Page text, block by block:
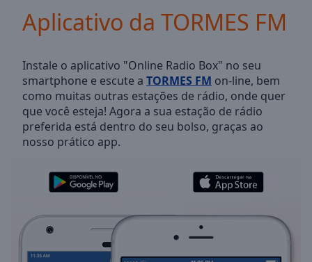
Play
Video
Skip
Backward
Skip
Forward
Mute
Current
Time0:00
Duration-:-
Stream
Type
LIVE
Seek to
Aplicativo da TORMES FM
Instale o aplicativo "Online Radio Box" no seu
smartphone e escute a TORMES FM on-line, bem
como muitas outras estações de rádio, onde quer
que você esteja! Agora a sua estação de rádio
preferida está dentro do seu bolso, graças ao
nosso prático app.